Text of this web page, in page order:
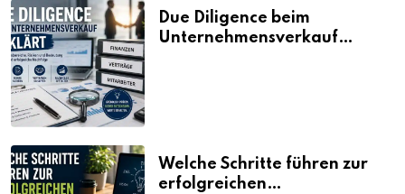
Due Diligence beim
Unternehmensverkauf
Welche Schritte führen zur
erfolgreichen